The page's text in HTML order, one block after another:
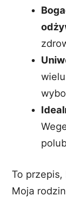
To
Moja